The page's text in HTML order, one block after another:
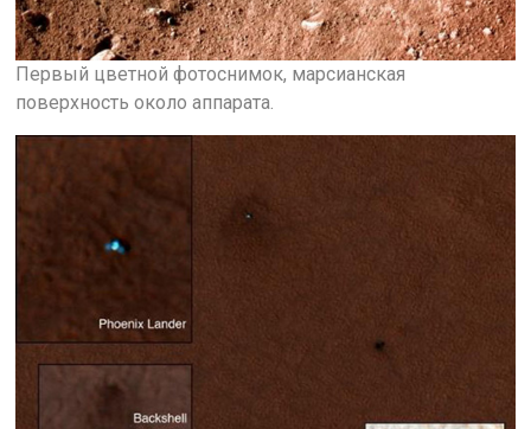
Первый цветной фотоснимок, марсианская
поверхность около аппарата.